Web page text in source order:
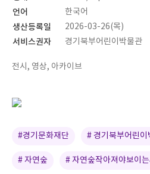
언어 한국어
생산등록일 2026-03-26(목)
서비스권자 경기북부어린이박물관
전시, 영상, 아카이브
#경기문화재단 # 경기북부어린이
# 자연숲 # 자연숲작아져야보이는